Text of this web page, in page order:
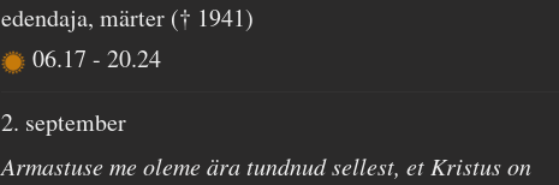
edendaja, märter († 1941)
06.17-20.24
2. september
Armastuse me oleme ära tundnud sellest, et Kristus on